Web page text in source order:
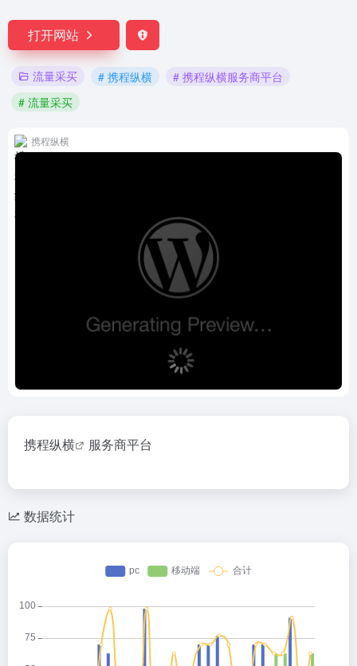
打开网站
流量采买 # 携程纵横
# 携程纵横服务商平台
# 流量采买
携程纵横
携程纵横 服务商平台
数据统计